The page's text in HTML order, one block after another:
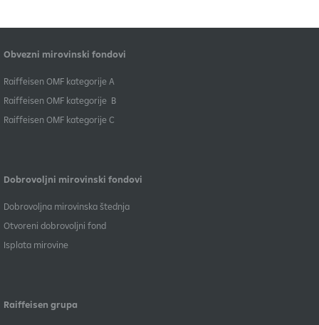
Obvezni mirovinski fondovi
​Raiffeisen OMF kategorije A
Raiffeisen OMF kategorije B
​Raiffeisen OMF kategorije C
Dobrovoljni mirovinski fondovi
Dobrovoljna mirovinska štednja
Otvoreni dobrovoljni fond
Isplata mirovine
Raiffeisen grupa